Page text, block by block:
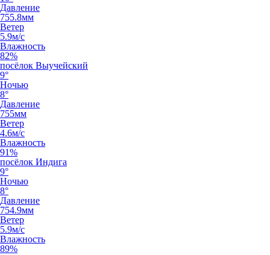
Давление
755.8мм
Ветер
5.9м/с
Влажность
82%
посёлок Выучейский
9°
Ночью
8°
Давление
755мм
Ветер
4.6м/с
Влажность
91%
посёлок Индига
9°
Ночью
8°
Давление
754.9мм
Ветер
5.9м/с
Влажность
89%